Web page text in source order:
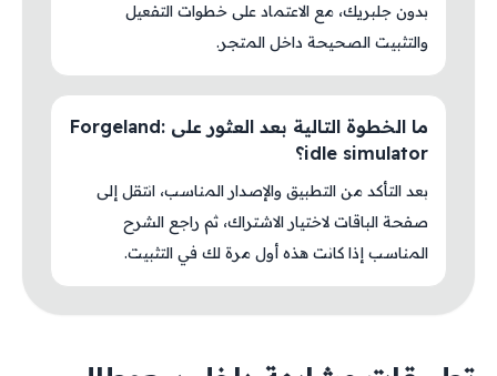
بدون جلبريك، مع الاعتماد على خطوات التفعيل
والتثبيت الصحيحة داخل المتجر.
ما الخطوة التالية بعد العثور على Forgeland:
idle simulator؟
بعد التأكد من التطبيق والإصدار المناسب، انتقل إلى
صفحة الباقات لاختيار الاشتراك، ثم راجع الشرح
المناسب إذا كانت هذه أول مرة لك في التثبيت.